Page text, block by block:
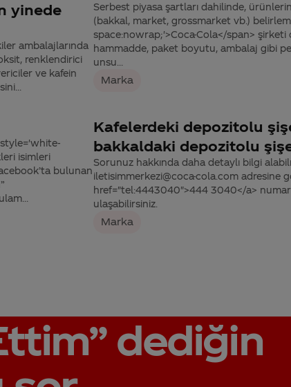
yinede
ambalajlarında
renklendirici
ve kafein
Serbest piyasa şartları dahilinde,
(bakkal, market, grossmarket vb.)
space:nowrap;'>Coca-Cola</span>
hammadde, paket boyutu, ambalaj gibi
unsu...
Marka
style='white-
isimleri
bulunan
Kafelerdeki depozitolu
bakkaldaki depozitolu
Sorunuz hakkında daha detaylı bilgi
iletisimmerkezi@coca-cola.com adresine
href="tel:4443040">444 3040</a>
ulaşabilirsiniz.
Marka
dediğin